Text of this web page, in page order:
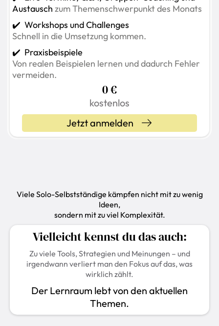
Austausch zum Themenschwerpunkt des Monats
✔️ Workshops und Challenges
Schnell in die Umsetzung kommen.
✔️ Praxisbeispiele
Von realen Beispielen lernen und dadurch Fehler
vermeiden.
0 €
kostenlos
Jetzt anmelden
Viele Solo-Selbstständige kämpfen nicht mit zu wenig
Ideen,
sondern mit zu viel Komplexität.
Vielleicht kennst du das auch:
Zu viele Tools, Strategien und Meinungen – und
irgendwann verliert man den Fokus auf das, was
wirklich zählt.
Der Lernraum lebt von den aktuellen
Themen.